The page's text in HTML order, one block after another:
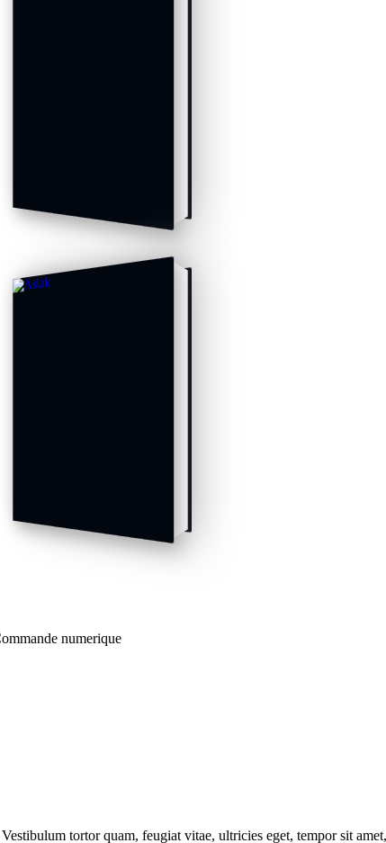
numerique
tortor quam, feugiat vitae, ultricies eget, tempor sit